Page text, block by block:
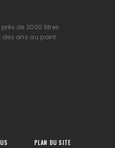
de 2000 titres
des ans au point
PLAN DU SITE